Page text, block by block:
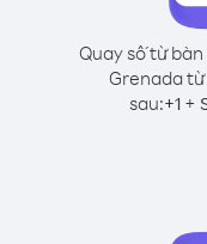
Quay số từ
Grenada
sau:+1 +